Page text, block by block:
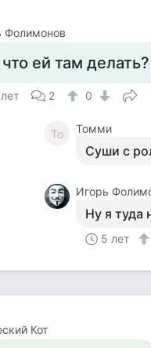
Фолимонов
ей там делать?
2 0
То Томми
Суши с
Игорь
Ну я
5 лет
Кот